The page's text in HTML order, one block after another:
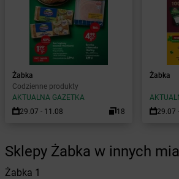
Żabka
Codzienne produkty
AKTUALNA GAZETKA
29.07 - 11.08
18
Żabka
29.07
Sklepy Żabka w innych
Żabka 1